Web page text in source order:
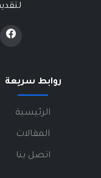
روابط سريعة
الرئيسية
المقالات
اتصل بنا